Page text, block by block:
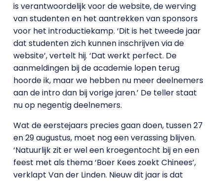
is verantwoordelijk voor de website, de werving
van studenten en het aantrekken van sponsors
voor het introductiekamp. ‘Dit is het tweede jaar
dat studenten zich kunnen inschrijven via de
website’, vertelt hij. ‘Dat werkt perfect. De
aanmeldingen bij de academie lopen terug
hoorde ik, maar we hebben nu meer deelnemers
aan de intro dan bij vorige jaren.’ De teller staat
nu op negentig deelnemers.
Wat de eerstejaars precies gaan doen, tussen 27
en 29 augustus, moet nog een verassing blijven.
‘Natuurlijk zit er wel een kroegentocht bij en een
feest met als thema ‘Boer Kees zoekt Chinees’,
verklapt Van der Linden. Nieuw dit jaar is dat